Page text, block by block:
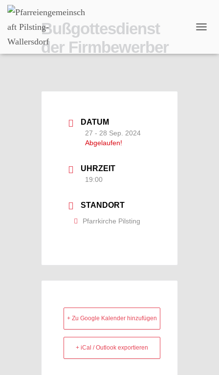
V
Bußgottesdienst
der Firmbewerber
DATUM
27 - 28 Sep. 2024
Abgelaufen!
UHRZEIT
19:00
STANDORT
Pfarrkirche Pilsting
+ Zu Google Kalender hinzufügen
+ iCal / Outlook exportieren